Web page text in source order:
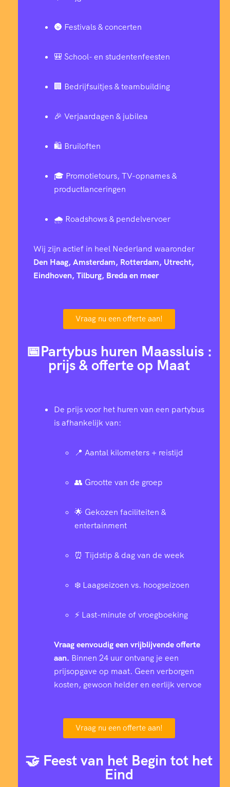
🌚 Festivals & concerten
🎒 School- en studentenfeesten
🏢 Bedrijfsuitjes & teambuilding
🎉 Verjaardagen & jubilea
🛍️ Bruiloften
🎓 Promotietours, TV-opnames &
productlanceringen
🌧️ Roadshows & pendelvervoer
Wij zijn actief in heel Nederland waaronder
Den Haag, Amsterdam, Rotterdam, Utrecht,
Eindhoven, Tilburg, Breda en meer
Vraag nu een offerte aan!
📅Partybus huren Maassluis :
prijs & offerte op Maat
De prijs voor het huren van een partybus
is afhankelijk van:
📍 Aantal kilometers + reistijd
👥 Grootte van de groep
🌟 Gekozen faciliteiten &
entertainment
⏰ Tijdstip & dag van de week
❄️ Laagseizoen vs. hoogseizoen
⚡ Last-minute of vroegboeking
Vraag eenvoudig een vrijblijvende offerte
aan. Binnen 24 uur ontvang je een
prijsopgave op maat. Geen verborgen
kosten, gewoon helder en eerlijk vervoe
Vraag nu een offerte aan!
🤝 Feest van het Begin tot het
Eind